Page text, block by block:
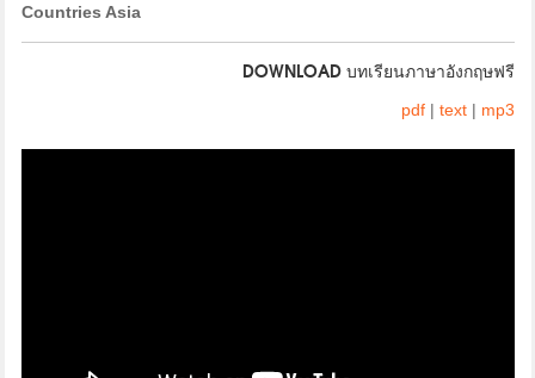
Countries Asia
DOWNLOAD บทเรียนภาษาอังกฤษฟรี
pdf| text| mp3